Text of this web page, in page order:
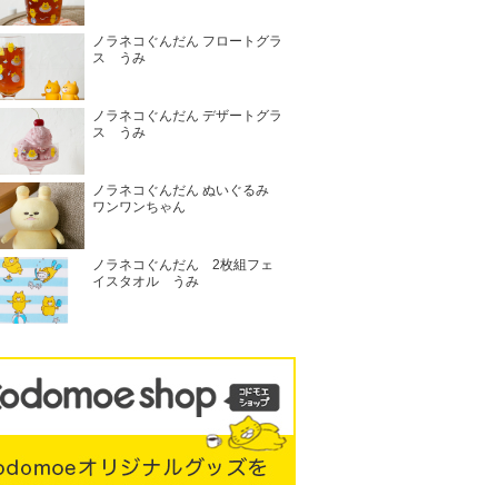
ノラネコぐんだん フロートグラ
ス うみ
ノラネコぐんだん デザートグラ
ス うみ
ノラネコぐんだん ぬいぐるみ
ワンワンちゃん
ノラネコぐんだん 2枚組フェ
イスタオル うみ